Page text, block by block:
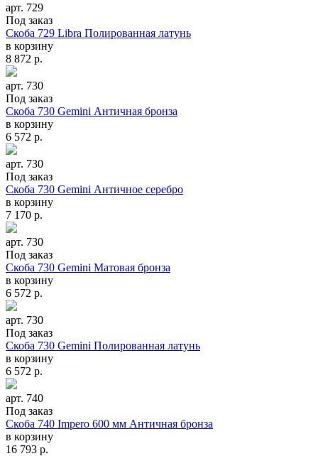
арт. 729
Под заказ
Скоба 729 Libra Полированная латунь
в корзину
8 872 р.
арт. 730
Под заказ
Скоба 730 Gemini Античная бронза
в корзину
6 572 р.
арт. 730
Под заказ
Скоба 730 Gemini Античное серебро
в корзину
7 170 р.
арт. 730
Под заказ
Скоба 730 Gemini Матовая бронза
в корзину
6 572 р.
арт. 730
Под заказ
Скоба 730 Gemini Полированная латунь
в корзину
6 572 р.
арт. 740
Под заказ
Скоба 740 Impero 600 мм Античная бронза
в корзину
16 793 р.